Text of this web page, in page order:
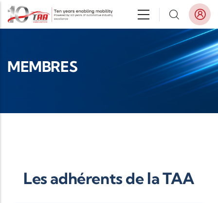
Aller au contenu principal
MEMBRES
Les adhérents de la TAA